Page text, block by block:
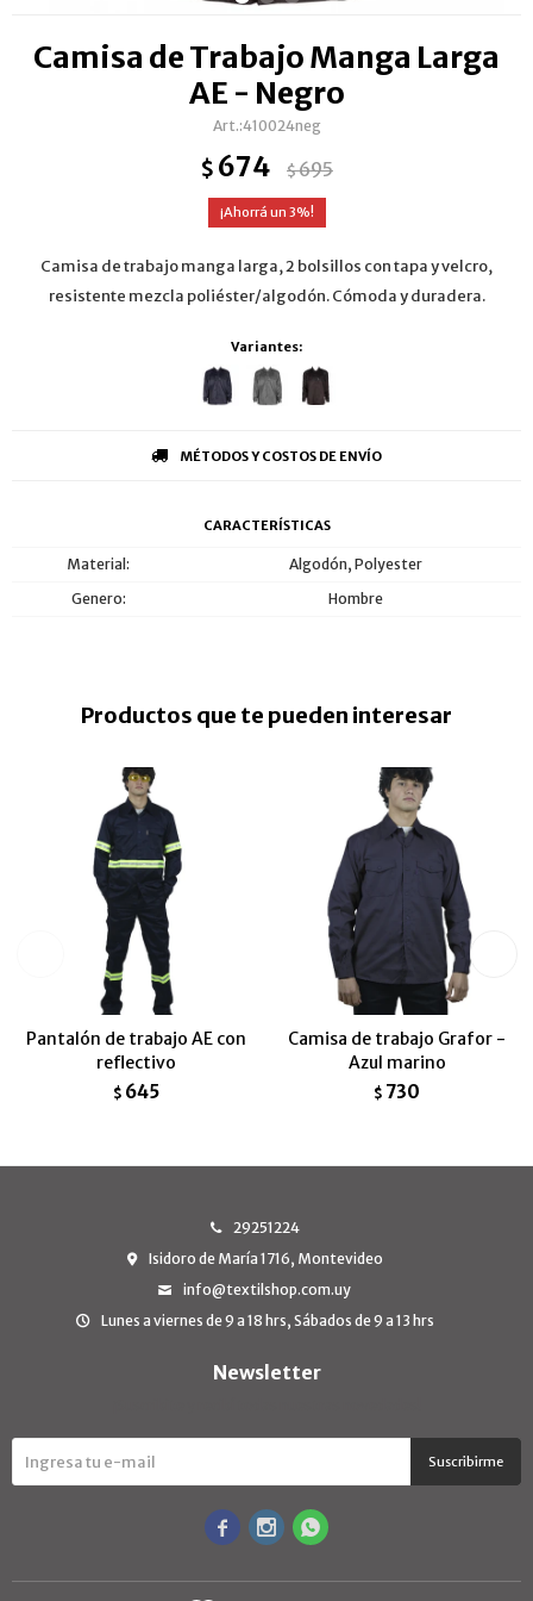
Camisa de Trabajo Manga Larga
AE - Negro
410024neg
$ 674 $695
3
Camisa de trabajo manga larga, 2 bolsillos con tapa y velcro,
resistente mezcla poliéster/algodón. Cómoda y duradera.
Variantes:
MÉTODOS Y COSTOS DE ENVÍO
CARACTERÍSTICAS
Material
Algodón, Polyester
Genero
Hombre
Productos que te pueden interesar
Pantalón de trabajo AE con
reflectivo
$ 645
Camisa de trabajo Grafor -
Azul marino
$ 730
29251224
Isidoro de María 1716, Montevideo
info@textilshop.com.uy
Lunes a viernes de 9 a 18 hrs, Sábados de 9 a 13 hrs
Newsletter
Suscribirme
  